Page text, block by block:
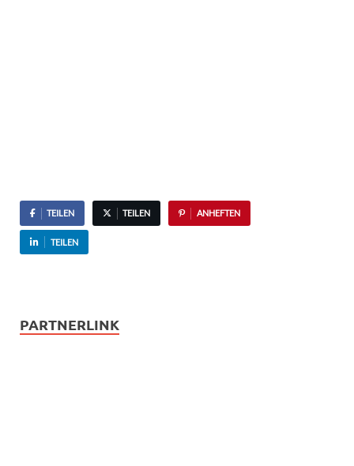
TEILEN TEILEN ANHEFTEN
TEILEN
PARTNERLINK